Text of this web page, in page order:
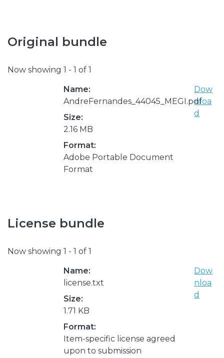
Original bundle
Now showing 1 - 1 of 1
Name:
AndreFernandes_44045_MEGI.pdf
Size:
2.16 MB
Format:
Adobe Portable Document
Format
Dow
nloa
d
License bundle
Now showing 1 - 1 of 1
Name:
license.txt
Size:
1.71 KB
Format:
Item-specific license agreed
upon to submission
Dow
nloa
d